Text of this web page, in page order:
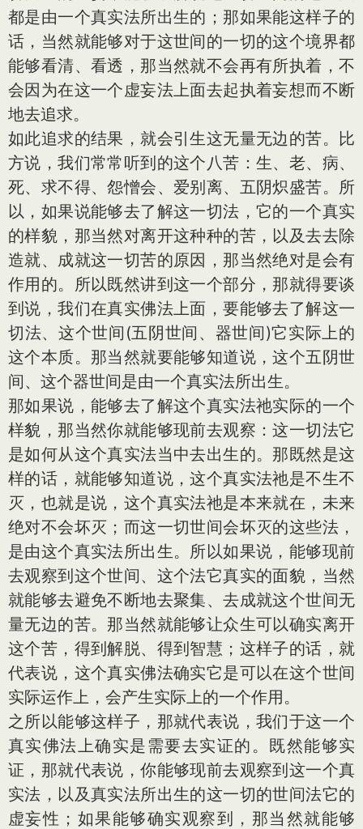
都是由一个真实法所出生的；那如果能这样子的
话，当然就能够对于这世间的一切的这个境界都
能够看清、看透，那当然就不会再有所执着，不
会因为在这一个虚妄法上面去起执着妄想而不断
地去追求。
如此追求的结果，就会引生这无量无边的苦。比
方说，我们常常听到的这个八苦：生、老、病、
死、求不得、怨憎会、爱别离、五阴炽盛苦。所
以，如果说能够去了解这一切法，它的一个真实
的样貌，那当然对离开这种种的苦，以及去去除
造就、成就这一切苦的原因，那当然绝对是会有
作用的。所以既然讲到这一个部分，那就得要谈
到说，我们在真实佛法上面，要能够去了解这一
切法、这个世间(五阴世间、器世间)它实际上的
这个本质。那当然就要能够知道说，这个五阴世
间、这个器世间是由一个真实法所出生。
那如果说，能够去了解这个真实法祂实际的一个
样貌，那当然你就能够现前去观察：这一切法它
是如何从这个真实法当中去出生的。那既然是这
样的话，就能够知道说，这个真实法祂是不生不
灭，也就是说，这个真实法祂是本来就在，未来
绝对不会坏灭；而这一切世间会坏灭的这些法，
是由这个真实法所出生。所以如果说，能够现前
去观察到这个世间、这个法它真实的面貌，当然
就能够去避免不断地去聚集、去成就这个世间无
量无边的苦。那当然就能够让众生可以确实离开
这个苦，得到解脱、得到智慧；这样子的话，就
代表说，这个真实佛法确实它是可以在这个世间
实际运作上，会产生实际上的一个作用。
之所以能够这样子，那就代表说，我们于这一个
真实佛法上确实是需要去实证的。既然能够实
证，那就代表说，你能够现前去观察到这一个真
实法，以及真实法所出生的这一切的世间法它的
虚妄性；如果能够确实观察到，那当然就能够